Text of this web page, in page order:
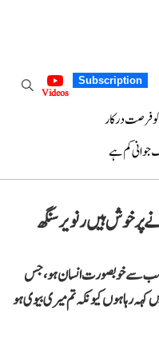
Subscription
Videos
فرصت درکار
کم ہے
پر خوش ہیں رنویر سنگھ
سب سے خوبصورت انسان ہو، جس
رہا ہوں کیونکہ تم میری بیوی ہو